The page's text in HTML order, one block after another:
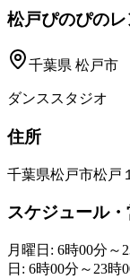
松戸ぴのぴの
千葉県 松戸市
ダンススタジオ
住所
千葉県松戸市松戸
スケジュール
月曜日: 6時00分～
日: 6時00分～23時